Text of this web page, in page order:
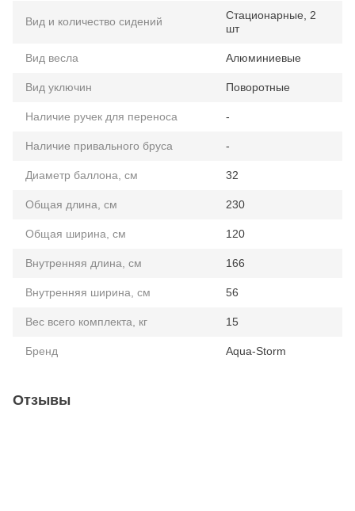
Вид и количество сидений
Стационарные, 2
шт
Вид весла Алюминиевые
Вид уключин Поворотные
Наличие ручек для переноса -
Наличие привального бруса -
Диаметр баллона, см 32
Общая длина, см 230
Общая ширина, см 120
Внутренняя длина, см 166
Внутренняя ширина, см 56
Вес всего комплекта, кг 15
Бренд Aqua-Storm
Отзывы